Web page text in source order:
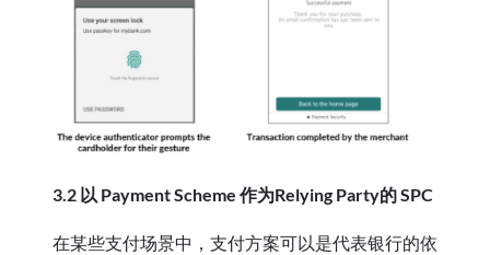
3.2 以 Payment Scheme 作为Relying Party的 SPC
在某些支付场景中，支付方案可以是代表银行的依